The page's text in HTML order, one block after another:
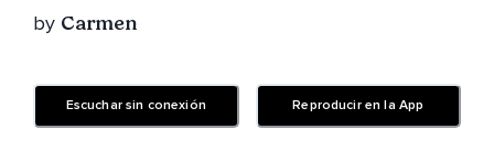
by Carmen
Escuchar sin conexión Reproducir en la App